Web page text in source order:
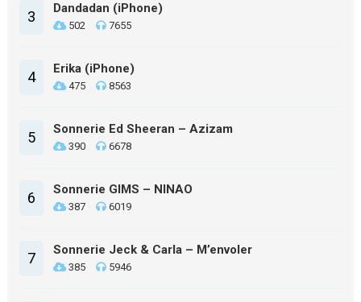
3 Dandadan (iPhone)
502 7655
4 Erika (iPhone)
475 8563
5 Sonnerie Ed Sheeran – Azizam
390 6678
6 Sonnerie GIMS – NINAO
387 6019
7 Sonnerie Jeck & Carla – M’envoler
385 5946